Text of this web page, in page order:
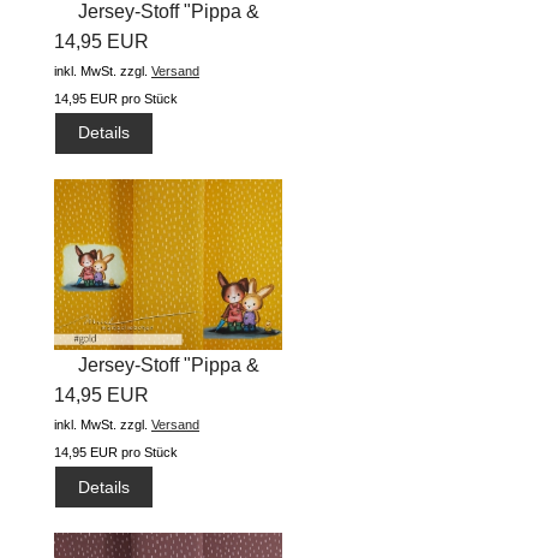
Jersey-Stoff "Pippa &
Arved...
14,95 EUR
inkl. MwSt. zzgl. Versand
14,95 EUR pro Stück
Details
Jersey-Stoff "Pippa &
Arved...
14,95 EUR
inkl. MwSt. zzgl. Versand
14,95 EUR pro Stück
Details